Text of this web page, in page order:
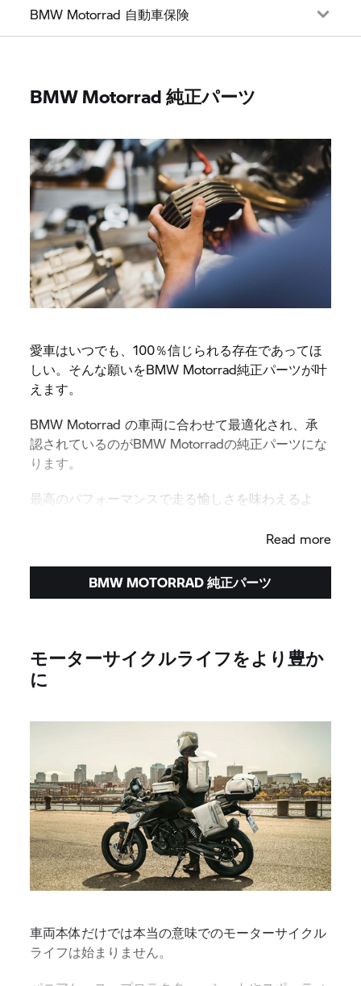
BMW Motorrad 自動車保険
BMW Motorrad 純正パーツ
愛車はいつでも、100％信じられる存在であってほ
しい。そんな願いをBMW Motorrad純正パーツが叶
えます。
BMW Motorrad の車両に合わせて最適化され、承
認されているのがBMW Motorradの純正パーツにな
ります。
最高のパフォーマンスで走る愉しさを味わえるよ
Read more
BMW MOTORRAD 純正パーツ
モーターサイクルライフをより豊か
に
車両本体だけでは本当の意味でのモーターサイクル
ライフは始まりません。